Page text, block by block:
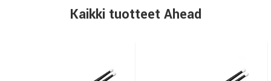
Kaikki tuotteet Ahead